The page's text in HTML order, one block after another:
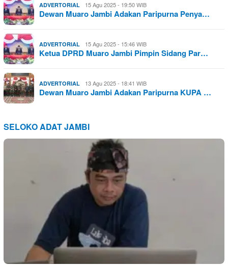
ADVERTORIAL 15 Agu 2025 - 19:50 WIB
Dewan Muaro Jambi Adakan Paripurna Penya…
ADVERTORIAL 15 Agu 2025 - 15:46 WIB
Ketua DPRD Muaro Jambi Pimpin Sidang Par…
ADVERTORIAL 13 Agu 2025 - 18:41 WIB
Dewan Muaro Jambi Adakan Paripurna KUPA …
SELOKO ADAT JAMBI